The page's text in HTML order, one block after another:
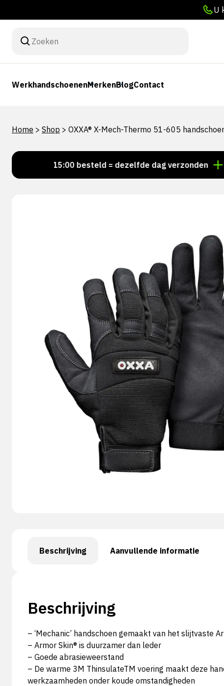
U
WerkhandschoenenMerkenBlogContact
Home > Shop > OXXA® X-Mech-Thermo 51-605
Voor 15:00 besteld = dezelfde dag verzonden
Beschrijving Aanvullende informatie
Beschrijving
– ‘Mechanic’ handschoen gemaakt van het slijtvaste
– Armor Skin® is duurzamer dan leder
– Goede abrasieweerstand
– De warme 3M ThinsulateTM voering maakt deze
werkzaamheden onder koude omstandigheden